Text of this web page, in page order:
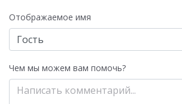
Отображаемое имя
Чем мы можем вам помочь?